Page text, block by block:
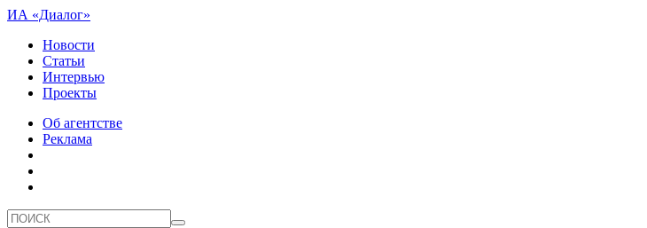
ИА «Диалог»
Новости
Статьи
Интервью
Проекты
Об агентстве
Реклама